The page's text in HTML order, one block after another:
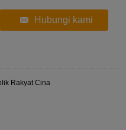
Hubungi kami
Rakyat Cina